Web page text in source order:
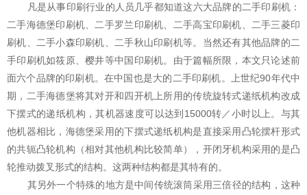
联系我们 ▼
凡是从事印刷行业的人员几乎都知道这六大品牌的二手印刷机：
二手海德堡印刷机、二手罗兰印刷机、二手高宝印刷机、二手三菱印
刷机、二手小森印刷机、二手秋山印刷机等。当然还有其他品牌的二
手印刷机如筱原、樱井等中国印刷机。由于篇幅所限，本文只论述前
面六个品牌的印刷机。在中国也是大的二手印刷机。上世纪90年代中
期，二手海德堡将其对开和四开机上所用的传统旋转式递纸机构改成
下摆式的递纸机构，其机器速度可以达到15000转／小时以上。与其
他机器相比，海德堡采用的下摆式递纸机构是直接采用凸轮摆杆形式
的共轭凸轮机构（相对其他机构比较简单），开闭牙机构采用的是凸
轮推动拨叉形式的结构。这两种结构都是其特有的。
其另外一个特殊的地方是中间传统滚筒采用三倍径的结构，这种